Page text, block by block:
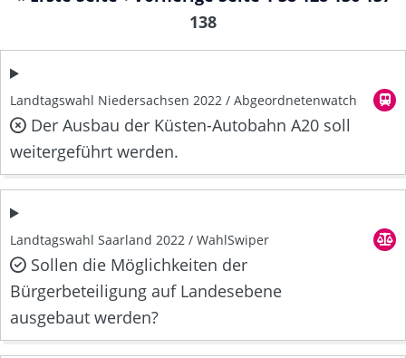
138
Landtagswahl Niedersachsen 2022 / Abgeordnetenwatch
Der Ausbau der Küsten-Autobahn A20 soll
weitergeführt werden.
Landtagswahl Saarland 2022 / WahlSwiper
Sollen die Möglichkeiten der
Bürgerbeteiligung auf Landesebene
ausgebaut werden?